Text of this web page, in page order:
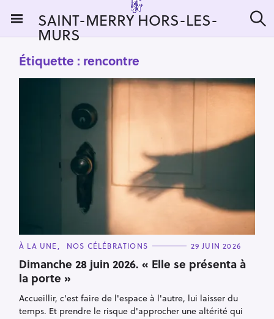
i
SAINT-MERRY HORS-LES-
MURS e
Étiquette : rencontre
C
T
E
G
O
R
I
E
S
À LA UNE NOS CÉLÉBRATIONS 29 JUIN 2026
Dimanche 28 juin 2026. « Elle se présenta à
la porte »
Accueillir, c'est faire de l'espace à l'autre, lui laisser du
temps. Et prendre le risque d'approcher une altérité qui